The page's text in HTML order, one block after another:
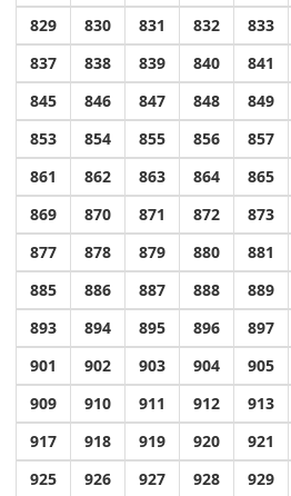
829
830 831 832 833
837
838 839 840 841
845
846 847 848 849
853
854 855 856 857
861
862 863 864 865
869
870 871 872 873
877
878 879 880 881
885
886 887 888 889
893
894 895 896 897
901
902 903 904 905
909
910 911 912 913
917
918 919 920 921
925
926 927 928 929